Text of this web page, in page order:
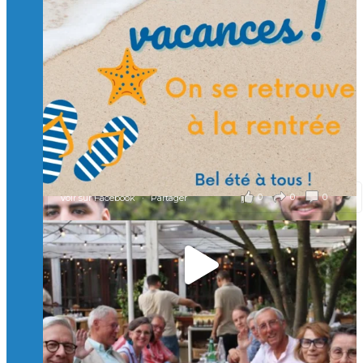
et contribuons ensemble à former les générations
d’ingénieurs de demain. 🙏
Merci à tous !
🎯 Taxe d’apprentissage 2026 : avec l'Isep, investissez pour
un numérique au service de l'humain !
À l’Isep, nous formons des ingénieurs, des bachelors, des
Mastères Spécialisés, qui allient excellence technologique et
valeurs humaines, au cœur de notre pro
...Voir plus
il y a 2 mois
0 0 0
Voir sur Facebook · Partager
🚀Afterwork à Genève 🚀
🥳 Le 22 avril dernier, 14 Alumni vivant / travaillant
en Suisse ont partagé un moment convivial de
retrouvailles et d'échanges !
Merci à tous pour votre présence et à Alexandre